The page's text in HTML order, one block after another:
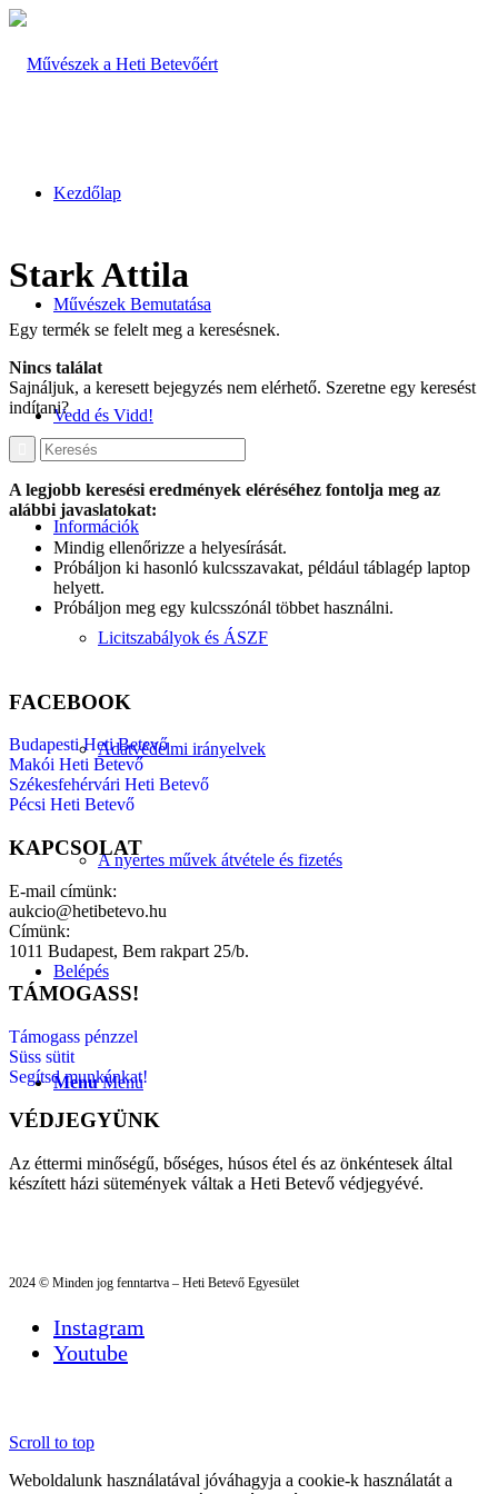
Kezdőlap
Művészek Bemutatása
Vedd és Vidd!
Információk
Licitszabályok és ÁSZF
Adatvédelmi irányelvek
A nyertes művek átvétele és fizetés
Belépés
Menu Menu
Stark Attila
Egy termék se felelt meg a keresésnek.
Nincs találat
Sajnáljuk, a keresett bejegyzés nem elérhető. Szeretne egy keresést
indítani?
A legjobb keresési eredmények eléréséhez fontolja meg az
alábbi javaslatokat:
Mindig ellenőrizze a helyesírását.
Próbáljon ki hasonló kulcsszavakat, például táblagép laptop
helyett.
Próbáljon meg egy kulcsszónál többet használni.
FACEBOOK
Budapesti Heti Betevő
Makói Heti Betevő
Székesfehérvári Heti Betevő
Pécsi Heti Betevő
KAPCSOLAT
E-mail címünk:
aukcio@hetibetevo.hu
Címünk:
1011 Budapest, Bem rakpart 25/b.
TÁMOGASS!
Támogass pénzzel
Süss sütit
Segítsd munkánkat!
VÉDJEGYÜNK
Az éttermi minőségű, bőséges, húsos étel és az önkéntesek által
készített házi sütemények váltak a Heti Betevő védjegyévé.
2024 © Minden jog fenntartva – Heti Betevő Egyesület
Instagram
Youtube
Scroll to top
Weboldalunk használatával jóváhagyja a cookie-k használatát a